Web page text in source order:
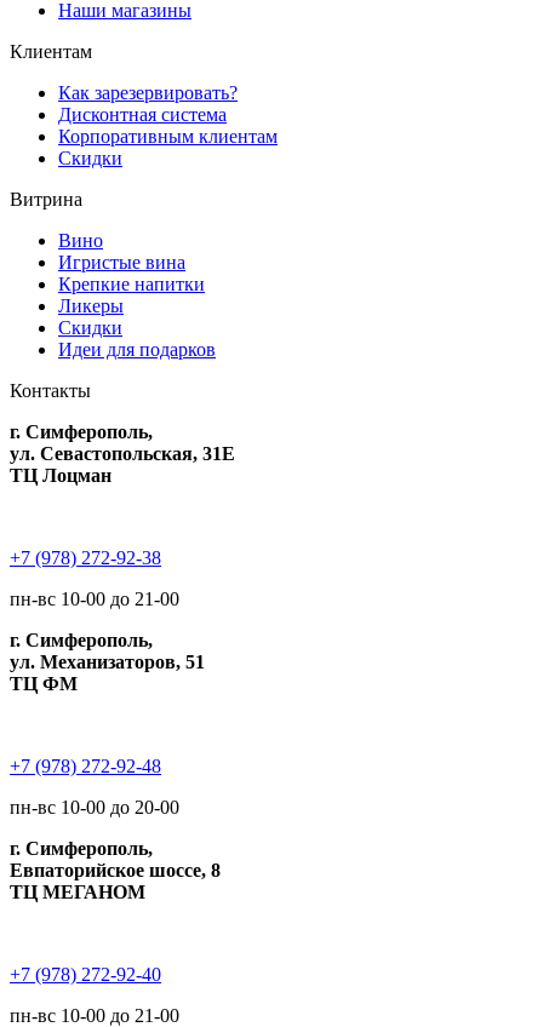
Наши магазины
Клиентам
Как зарезервировать?
Дисконтная система
Корпоративным клиентам
Скидки
Витрина
Вино
Игристые вина
Крепкие напитки
Ликеры
Скидки
Идеи для подарков
Контакты
г. Симферополь,
ул. Севастопольская, 31Е
ТЦ Лоцман
+7 (978) 272-92-38
пн-вс 10-00 до 21-00
г. Симферополь,
ул. Механизаторов, 51
ТЦ ФМ
+7 (978) 272-92-48
пн-вс 10-00 до 20-00
г. Симферополь,
Евпаторийское шоссе, 8
ТЦ МЕГАНОМ
+7 (978) 272-92-40
пн-вс 10-00 до 21-00